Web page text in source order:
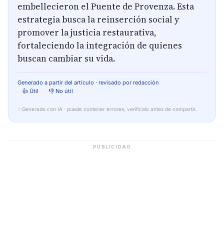
embellecieron el Puente de Provenza. Esta
estrategia busca la reinserción social y
promover la justicia restaurativa,
fortaleciendo la integración de quienes
buscan cambiar su vida.
Generado a partir del artículo · revisado por redacción
👍 Útil
👎 No útil
✨ Generado con IA · puede contener errores, verifícalo antes de compartir.
PUBLICIDAD